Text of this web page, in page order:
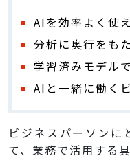
AIを効率よく使
分析に奥行をも
学習済みモデル
AIと一緒に働く
ビジネスパーソン
て、業務で活用する